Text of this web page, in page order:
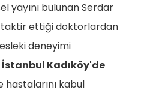
yayını bulunan Serdar
taktir ettiği doktorlardan
deneyimi
İstanbul Kadıköy'de
kabul